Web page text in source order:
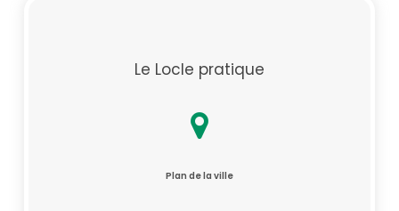
Le Locle pratique
Plan de la ville